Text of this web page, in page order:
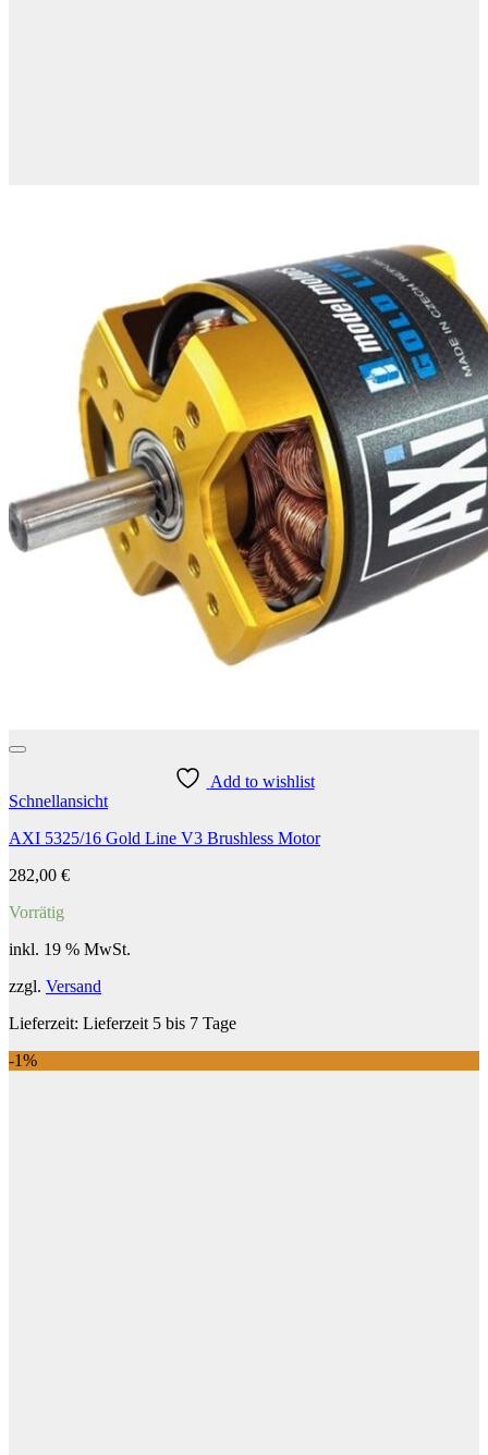
Add to wishlist
Schnellansicht
AXI 5325/16 Gold Line V3 Brushless Motor
282,00 €
Vorrätig
inkl. 19 % MwSt.
zzgl. Versand
Lieferzeit: Lieferzeit 5 bis 7 Tage
-1%